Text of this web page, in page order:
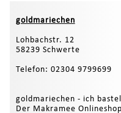
goldmariechen
Lohbachstr. 12
58239 Schwerte
Telefon: 02304 9799699
goldmariechen - ich
Der Makramee